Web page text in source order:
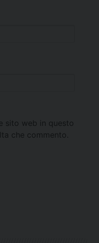
sito web in questo
che commento.